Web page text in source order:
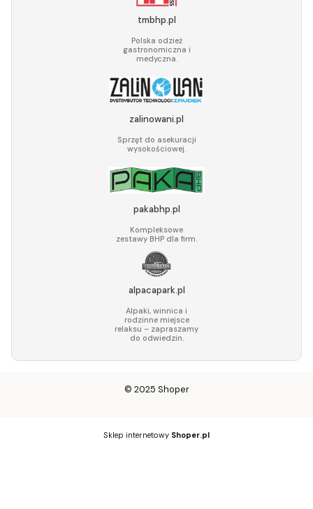
tmbhp.pl
Polska odzież
gastronomiczna i
medyczna.
zalinowani.pl
Sprzęt do asekuracji
wysokościowej.
pakabhp.pl
Kompleksowe
zestawy BHP dla firm.
alpacapark.pl
Alpaki, winnica i
rodzinne miejsce
relaksu – zapraszamy
do odwiedzin.
© 2025 Shoper
Sklep internetowy Shoper.pl